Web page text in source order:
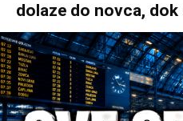
dolaze do novca, dok